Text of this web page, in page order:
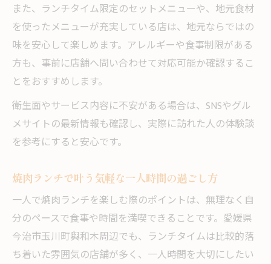
また、ランチタイム限定のセットメニューや、地元食材
を使ったメニューが充実している店は、地元ならではの
味を安心して楽しめます。アレルギーや食事制限がある
方も、事前に店舗へ問い合わせて対応可能か確認するこ
とをおすすめします。
衛生面やサービス内容に不安がある場合は、SNSやグル
メサイトの最新情報も確認し、実際に訪れた人の体験談
を参考にすると安心です。
焼肉ランチで叶う気軽な一人時間の過ごし方
一人で焼肉ランチを楽しむ際のポイントは、無理なく自
分のペースで食事や時間を満喫できることです。愛媛県
今治市玉川町與和木周辺でも、ランチタイムは比較的落
ち着いた雰囲気の店舗が多く、一人時間を大切にしたい